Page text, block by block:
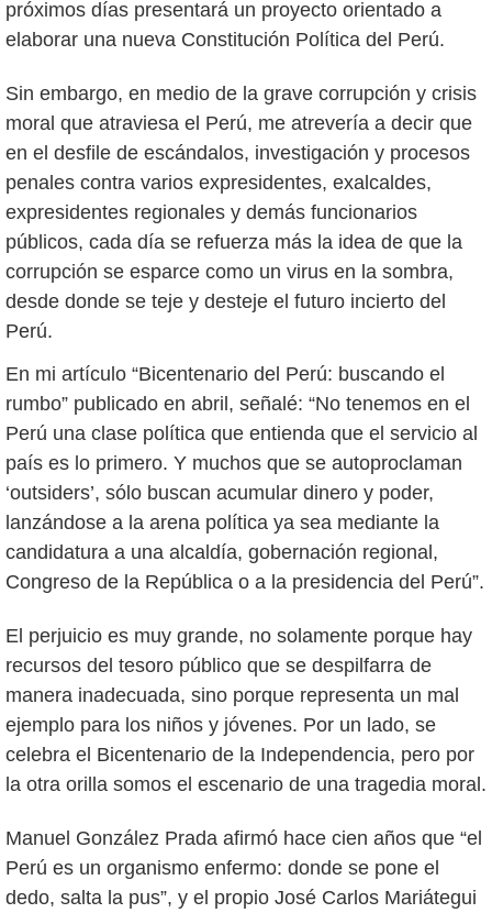
próximos días presentará un proyecto orientado a
elaborar una nueva Constitución Política del Perú.
Sin embargo, en medio de la grave corrupción y crisis
moral que atraviesa el Perú, me atrevería a decir que
en el desfile de escándalos, investigación y procesos
penales contra varios expresidentes, exalcaldes,
expresidentes regionales y demás funcionarios
públicos, cada día se refuerza más la idea de que la
corrupción se esparce como un virus en la sombra,
desde donde se teje y desteje el futuro incierto del
Perú.
En mi artículo “Bicentenario del Perú: buscando el
rumbo” publicado en abril, señalé: “No tenemos en el
Perú una clase política que entienda que el servicio al
país es lo primero. Y muchos que se autoproclaman
‘outsiders’, sólo buscan acumular dinero y poder,
lanzándose a la arena política ya sea mediante la
candidatura a una alcaldía, gobernación regional,
Congreso de la República o a la presidencia del Perú”.
El perjuicio es muy grande, no solamente porque hay
recursos del tesoro público que se despilfarra de
manera inadecuada, sino porque representa un mal
ejemplo para los niños y jóvenes. Por un lado, se
celebra el Bicentenario de la Independencia, pero por
la otra orilla somos el escenario de una tragedia moral.
Manuel González Prada afirmó hace cien años que “el
Perú es un organismo enfermo: donde se pone el
dedo, salta la pus”, y el propio José Carlos Mariátegui